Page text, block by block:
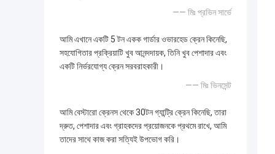
—— মিঃ প্রভিন সার্ভে
আমি এখানে একটি 5 টন একক গার্ডার ওভারহেড ক্রেন কিনেছি,
সহযোগিতার প্রক্রিয়াটি খুব আনন্দদায়ক, তিনি খুব পেশাদার এবং
একটি নির্ভরযোগ্য ক্রেন সরবরাহকারী।
—— মিঃ ভিনসেন্ট
আমি বেস্টারো ক্রেনস থেকে 30টন গ্যান্ট্রি ক্রেন কিনেছি, তারা
দ্রুত, পেশাদার এবং গ্রাহকদের প্রয়োজনকে প্রথমে রাখে, আমি
তাদের সাথে কাজ করা সত্যিই উপভোগ করি।